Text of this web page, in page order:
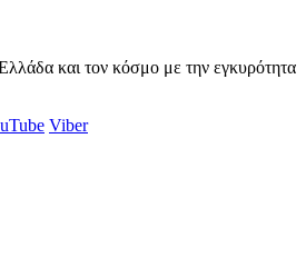
και τον κόσμο με την εγκυρότητα
Viber